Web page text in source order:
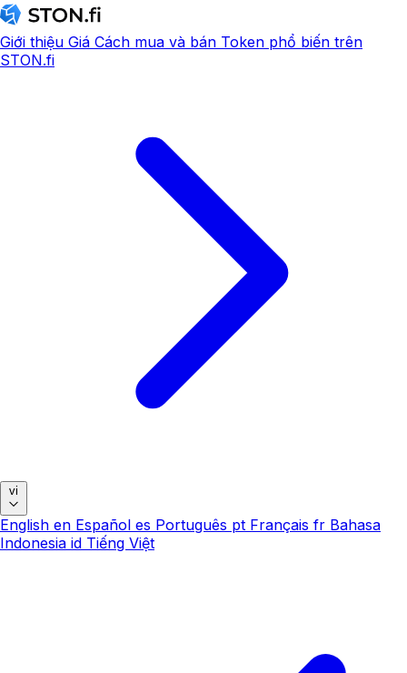
Giới thiệu Giá Cách mua và bán Token phổ biến trên
STON.fi
vi
English en Español es Português pt Français fr Bahasa
Indonesia id Tiếng Việt